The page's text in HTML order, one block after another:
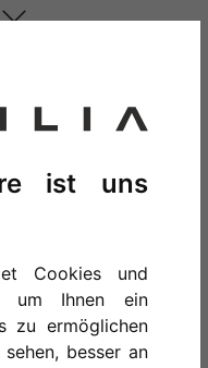
ist uns
Cookies und
um Ihnen ein
zu ermöglichen
besser an